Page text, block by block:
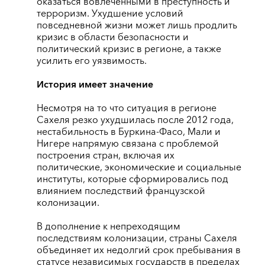
терроризм. Ухудшение условий
повседневной жизни может лишь продлить
кризис в области безопасности и
политический кризис в регионе, а также
усилить его уязвимость.
История имеет значение
Несмотря на то что ситуация в регионе
Сахеля резко ухудшилась после 2012 года,
нестабильность в Буркина-Фасо, Мали и
Нигере напрямую связана с проблемой
построения стран, включая их
политические, экономические и социальные
институты, которые сформировались под
влиянием последствий французской
колонизации.
В дополнение к непреходящим
последствиям колонизации, страны Сахеля
объединяет их недолгий срок пребывания в